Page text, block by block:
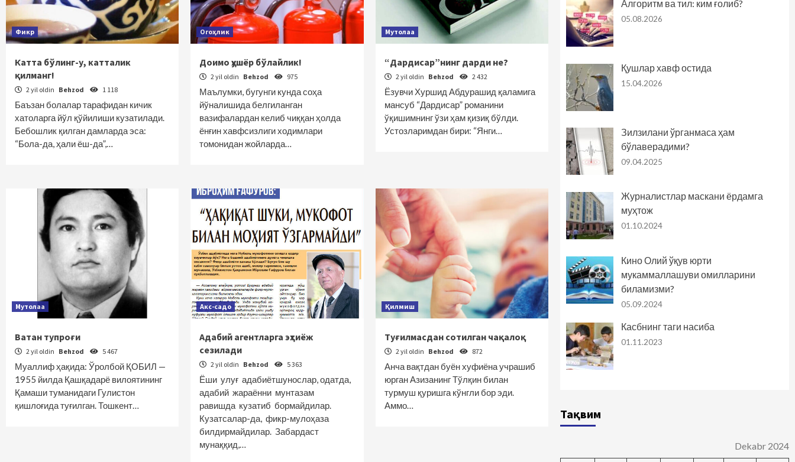
Фикр
Катта бўлинг-у, катталик
қилманг!
2 yil oldin Behzod 1 118
Баъзан болалар тарафидан кичик
хатоларга йўл қўйилиши кузатилади.
Бебошлик қилган дамларда эса:
“Бола-да, ҳали ёш-да”,…
Огоҳлик
Доимо ҳушёр бўлайлик!
2 yil oldin Behzod 975
Маълумки, бугунги кунда соҳа
йўналишида белгиланган
вазифалардан келиб чиққан ҳолда
ёнғин хавфсизлиги ходимлари
томонидан жойларда…
Мутолаа
“Дардисар”нинг дарди не?
2 yil oldin Behzod 2 432
Ёзувчи Хуршид Абдурашид қаламига
мансуб “Дардисар” романини
ўқишимнинг ўзи ҳам қизиқ бўлди.
Устозларимдан бири: “Янги…
Мутолаа
Ватан тупроғи
2 yil oldin Behzod 5 467
Муаллиф ҳақида: Ўролбой ҚОБИЛ —
1955 йилда Қашқадарё вилоятининг
Қамаши туманидаги Гулистон
қишлоғида туғилган. Тошкент…
Акс-садо
Адабий агентларга эҳтиёж
сезилади
2 yil oldin Behzod 5 363
Ёши улуғ адабиётшунослар, одатда,
адабий жараённи мунтазам
равишда кузатиб бормайдилар.
Кузатсалар-да, фикр-мулоҳаза
билдирмайдилар. Забардаст
мунаққид,…
Қилмиш
Туғилмасдан сотилган чақалоқ
2 yil oldin Behzod 872
Анча вақтдан буён хуфиёна учрашиб
юрган Азизанинг Тўлқин билан
турмуш қуришга кўнгли бор эди.
Аммо…
Алгоритм ва тил: ким ғолиб?
05.08.2026
Қушлар хавф остида
15.04.2026
Зилзилани ўрганмаса ҳам
бўлаверадими?
09.04.2025
Журналистлар маскани ёрдамга
муҳтож
01.10.2024
Кино Олий ўқув юрти
мукаммаллашуви омилларини
биламизми?
05.09.2024
Касбнинг таги насиба
01.11.2023
Тақвим
Dekabr 2024